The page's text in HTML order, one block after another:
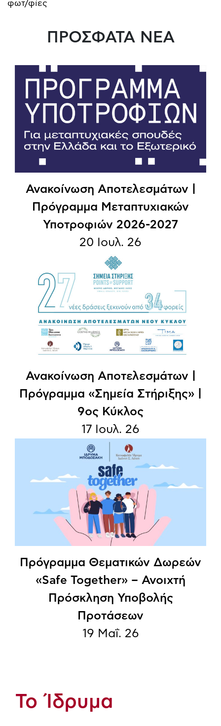
φωτ/φίες
ΠΡΟΣΦΑΤΑ ΝΕΑ
Ανακοίνωση Αποτελεσμάτων |
Πρόγραμμα Μεταπτυχιακών
Υποτροφιών 2026-2027
20 Ιουλ. 26
Ανακοίνωση Aποτελεσμάτων |
Πρόγραμμα «Σημεία Στήριξης» |
9ος Κύκλος
17 Ιουλ. 26
Πρόγραμμα Θεματικών Δωρεών
«Safe Together» – Ανοιχτή
Πρόσκληση Υποβολής
Προτάσεων
19 Μαΐ. 26
Το Ίδρυμα